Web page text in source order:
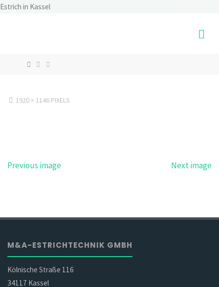
Estrich in Kassel
HOME
FULL1920 × 1146 PIXELS
Previous image Next image
M&A-ESTRICHTECHNIK GMBH
Kölnische Straße 116
34117 Kassel